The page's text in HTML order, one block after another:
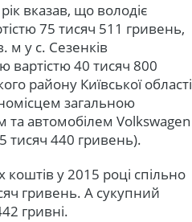
вказав, що володіє
75 тисяч 511 гривень,
м у с. Сезенків
вартістю 40 тисяч 800
району Київської області
загальною
та автомобілем Volkswagen
тисяч 440 гривень).
коштів у 2015 році спільно
гривень. А сукупний
гривні.